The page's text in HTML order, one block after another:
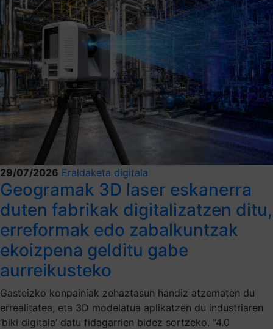
29/07/2026 Eraldaketa digitala
Geogramak 3D laser eskanerra
duten fabrikak digitalizatzen ditu,
erreformak edo zabalkuntzak
ekoizpena gelditu gabe
aurreikusteko
Gasteizko konpainiak zehaztasun handiz atzematen du
errealitatea, eta 3D modelatua aplikatzen du industriaren
‘biki digitala’ datu fidagarrien bidez sortzeko. “4.0